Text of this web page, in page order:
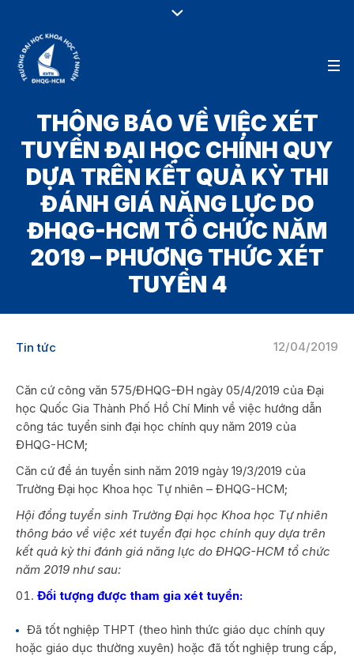
THÔNG BÁO VỀ VIỆC XÉT
TUYỂN ĐẠI HỌC CHÍNH QUY
DỰA TRÊN KẾT QUẢ KỲ THI
ĐÁNH GIÁ NĂNG LỰC DO
ĐHQG-HCM TỔ CHỨC NĂM
2019 – PHƯƠNG THỨC XÉT
TUYỂN 4
12/04/2019
Tin tức
Căn cứ công văn 575/ĐHQG-ĐH ngày 05/4/2019 của Đại
học Quốc Gia Thành Phố Hồ Chí Minh về việc hướng dẫn
công tác tuyển sinh đại học chính quy năm 2019 của
ĐHQG-HCM;
Căn cứ đề án tuyển sinh năm 2019 ngày 19/3/2019 của
Trường Đại học Khoa học Tự nhiên – ĐHQG-HCM;
Hội đồng tuyển sinh Trường Đại học Khoa học Tự nhiên
thông báo về việc xét tuyển đại học chính quy dựa trên
kết quả kỳ thi đánh giá năng lực do ĐHQG-HCM tổ chức
năm 2019 như sau:
Đối tượng được tham gia xét tuyển:
Đã tốt nghiệp THPT (theo hình thức giáo dục chính quy
hoặc giáo dục thường xuyên) hoặc đã tốt nghiệp trung cấp,